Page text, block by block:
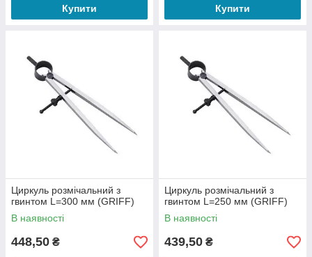
Купити Купити
Циркуль розмічальний з
гвинтом L=300 мм (GRIFF)
В наявності
448,50 ₴
Циркуль розмічальний з
гвинтом L=250 мм (GRIFF)
В наявності
439,50 ₴